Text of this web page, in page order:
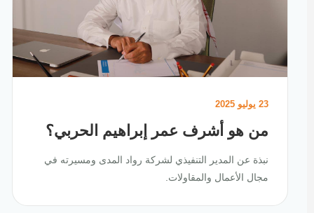
23 يوليو 2025
من هو أشرف عمر إبراهيم الحربي؟
نبذة عن المدير التنفيذي لشركة رواد المدى ومسيرته في
مجال الأعمال والمقاولات.